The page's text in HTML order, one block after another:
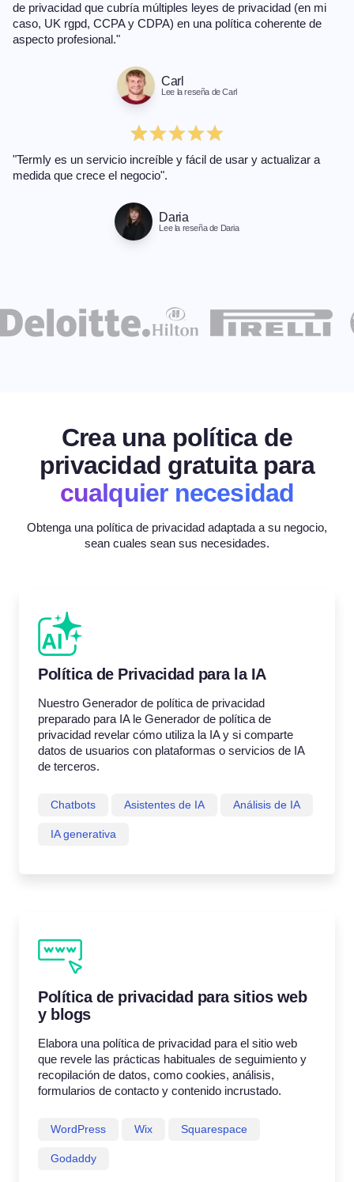
de privacidad que cubría múltiples leyes de privacidad (en mi
caso, UK rgpd, CCPA y CDPA) en una política coherente de
aspecto profesional."
Carl
Lee la reseña de Carl
"Termly es un servicio increíble y fácil de usar y actualizar a
medida que crece el negocio".
Daria
Lee la reseña de Daria
Crea una política de
privacidad gratuita para
cualquier necesidad
Obtenga una política de privacidad adaptada a su negocio,
sean cuales sean sus necesidades.
Política de Privacidad para la IA
Nuestro Generador de política de privacidad
preparado para IA le Generador de política de
privacidad revelar cómo utiliza la IA y si comparte
datos de usuarios con plataformas o servicios de IA
de terceros.
Chatbots Asistentes de IA Análisis de IA
IA generativa
Política de privacidad para sitios web
y blogs
Elabora una política de privacidad para el sitio web
que revele las prácticas habituales de seguimiento y
recopilación de datos, como cookies, análisis,
formularios de contacto y contenido incrustado.
WordPress Wix Squarespace
Godaddy